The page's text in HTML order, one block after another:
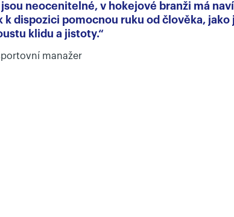
neocenitelné, v hokejové branži má
k dispozici pomocnou ruku od člověka, jako
klidu a jistoty.“
manažer